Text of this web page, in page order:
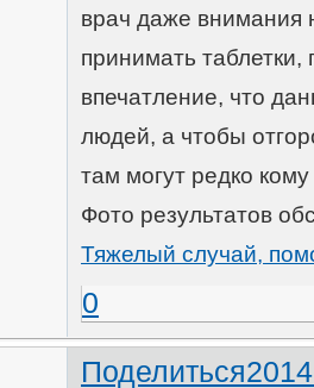
врач даже внимания
принимать
впечатление, что
людей, а чтобы
там могут редко
Фото результатов
Тяжелый случай,
0
Поделиться